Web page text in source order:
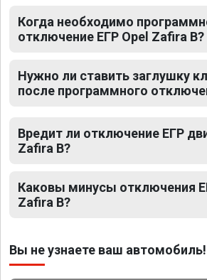
Когда необходимо
отключение ЕГР Opel Zafira B?
Нужно ли ставить заглушку
после программного
Вредит ли отключение ЕГР
Zafira B?
Каковы минусы отключения
Zafira B?
Вы не узнаете ваш автомобиль!